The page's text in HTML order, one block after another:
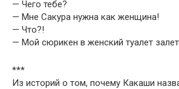
— Чего тебе?
— Мне Сакура нужна как женщина!
— Что?!
— Мой сюрикен в женский туалет
***
Из историй о том, почему Какаши